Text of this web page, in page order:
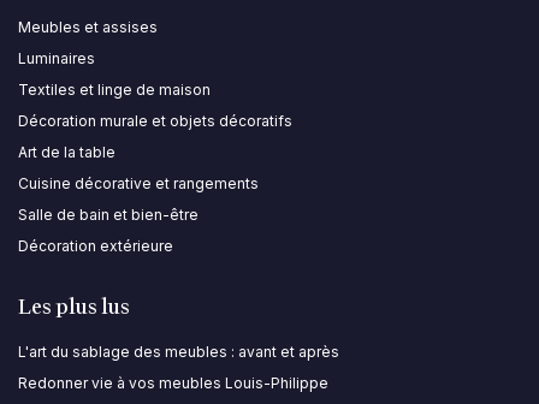
Meubles et assises
Luminaires
Textiles et linge de maison
Décoration murale et objets décoratifs
Art de la table
Cuisine décorative et rangements
Salle de bain et bien-être
Décoration extérieure
Les plus lus
L'art du sablage des meubles : avant et après
Redonner vie à vos meubles Louis-Philippe